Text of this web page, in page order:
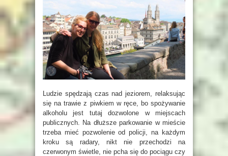
Ludzie spędzają czas nad jeziorem, relaksując
się na trawie z piwkiem w ręce, bo spożywanie
alkoholu jest tutaj dozwolone w miejscach
publicznych. Na dłuższe parkowanie w mieście
trzeba mieć pozwolenie od policji, na każdym
kroku są radary, nikt nie przechodzi na
czerwonym świetle, nie pcha się do pociągu czy